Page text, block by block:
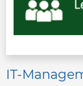
IT-